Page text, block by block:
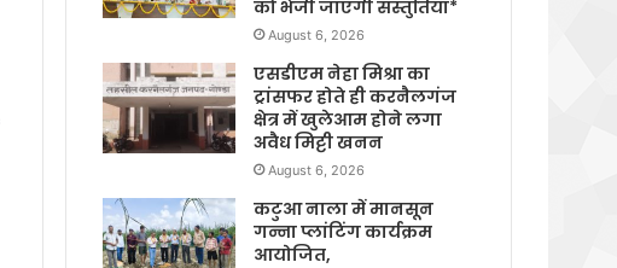
को भेजी जाएंगी संस्तुतियां*
August 6, 2026
एसडीएम नेहा मिश्रा का
ट्रांसफर होते ही करनैलगंज
क्षेत्र में खुलेआम होने लगा
अवैध मिट्टी खनन
August 6, 2026
कटुआ नाला में मानसून
गन्ना प्लांटिंग कार्यक्रम
आयोजित,